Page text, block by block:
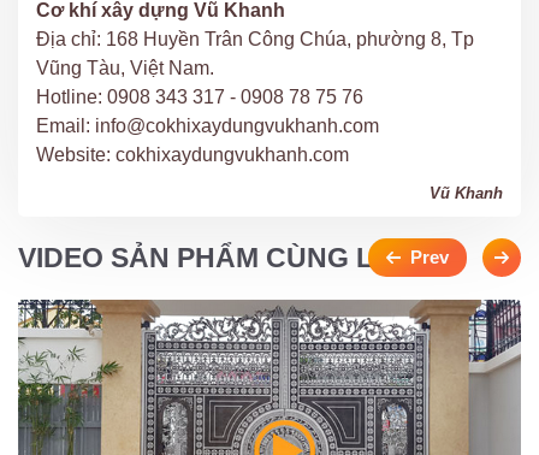
Cơ khí xây dựng Vũ Khanh
Địa chỉ: 168 Huyền Trân Công Chúa, phường 8, Tp
Vũng Tàu, Việt Nam.
Hotline: 0908 343 317 - 0908 78 75 76
Email: info@cokhixaydungvukhanh.com
Website: cokhixaydungvukhanh.com
Vũ Khanh
VIDEO SẢN PHẨM CÙNG LOẠI